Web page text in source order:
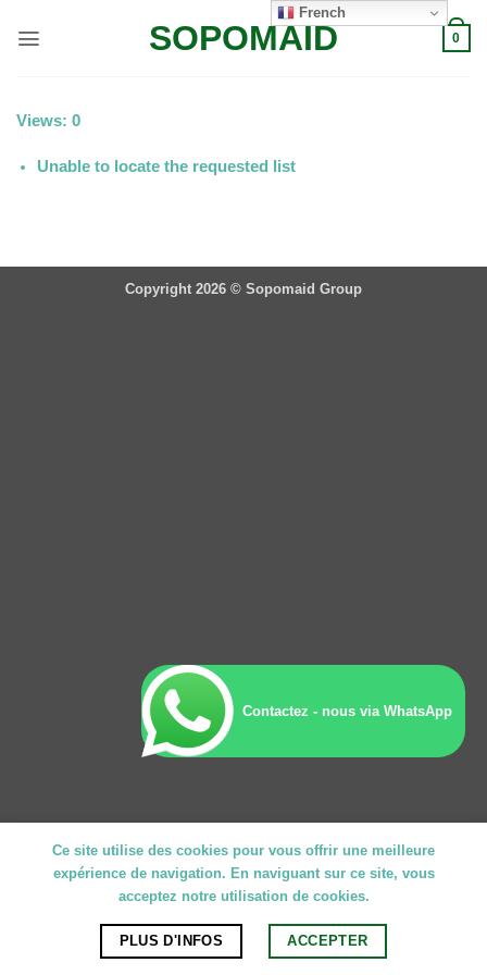
SOPOMAID 0
Views: 0
Unable to locate the requested list
Copyright 2026 © Sopomaid Group
French
Ce site utilise des cookies pour vous offrir une meilleure
expérience de navigation. En naviguant sur ce site, vous
acceptez notre utilisation de cookies.
PLUS D'INFOS ACCEPTER
Contactez - nous via WhatsApp